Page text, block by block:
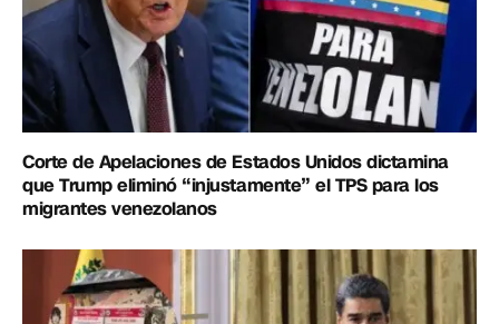
Corte de Apelaciones de Estados Unidos dictamina
que Trump eliminó “injustamente” el TPS para los
migrantes venezolanos